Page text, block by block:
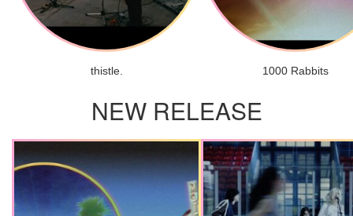
thistle. 1000 Rabbits
NEW RELEASE